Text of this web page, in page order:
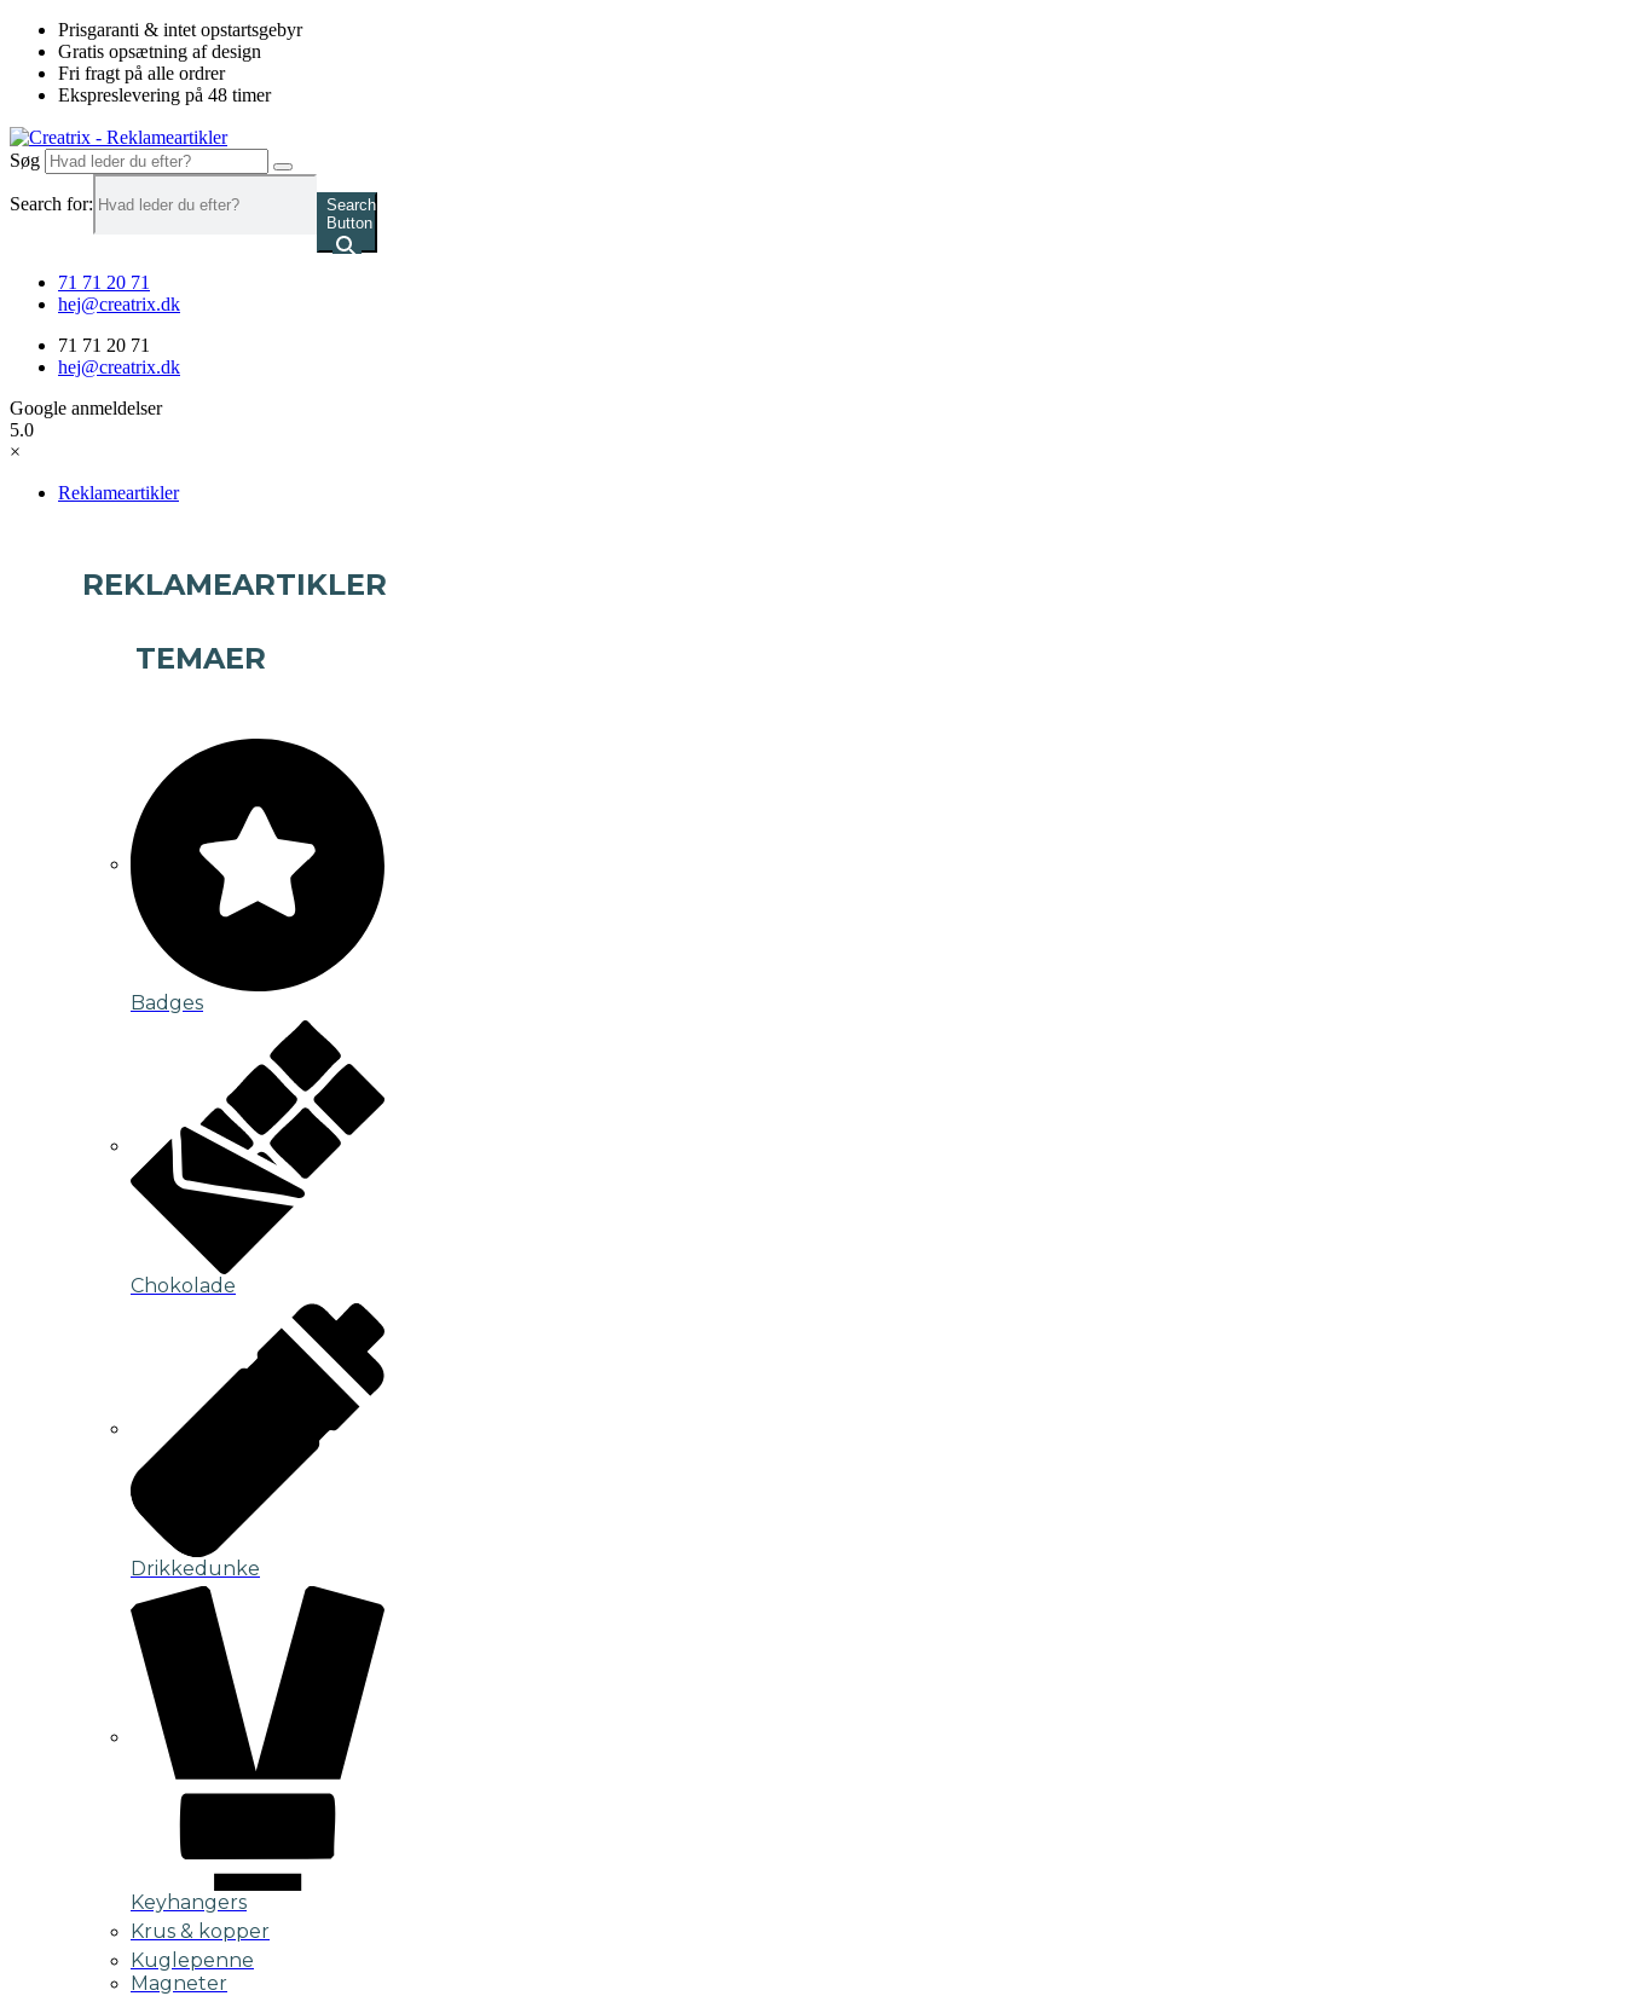
Videre
indhold
Prisgaranti & intet opstartsgebyr
Gratis opsætning af design
Fri fragt på alle ordrer
Ekspreslevering på 48 timer
Søg
Search for:
Search
Button
71 71 20 71
hej@creatrix.dk
71 71 20 71
hej@creatrix.dk
Google anmeldelser
5.0
×
Reklameartikler
REKLAMEARTIKLER
TEMAER
Badges
Chokolade
Drikkedunke
Keyhangers
Krus & kopper
Kuglepenne
Magneter